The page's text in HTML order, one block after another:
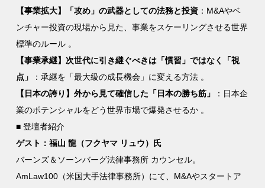
【事業拡大】「攻め」の武器としての法務と投資 ：M&Aやベ
ンチャー投資の現場から見た、事業をスケーリングさせる世界
標準のルール 。
【事業承継】次世代に引き継ぐべきは「慣習」ではなく「視
点」
：承継を「最大級の成長機会」に変える方法 。
【日本の誇り】外から見て確信した「日本の勝ち筋」
：日本企
業のポテンシャルをどう世界市場で爆発させるか 。
■ 登壇者紹介
ゲスト：福山 龍（フクヤマ リュウ）氏
バーンズ＆ソーンバーグ法律事務所 カウンセル。
AmLaw100（米国大手法律事務所）にて、M&Aやスタートア